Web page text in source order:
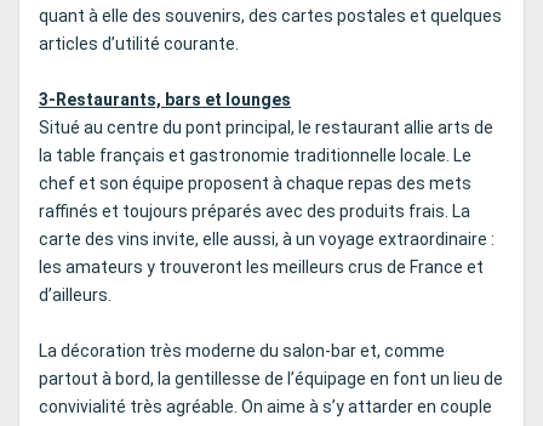
quant à elle des souvenirs, des cartes postales et quelques
articles d’utilité courante.
3-Restaurants, bars et lounges
Situé au centre du pont principal, le restaurant allie arts de
la table français et gastronomie traditionnelle locale. Le
chef et son équipe proposent à chaque repas des mets
raffinés et toujours préparés avec des produits frais. La
carte des vins invite, elle aussi, à un voyage extraordinaire :
les amateurs y trouveront les meilleurs crus de France et
d’ailleurs.
La décoration très moderne du salon-bar et, comme
partout à bord, la gentillesse de l’équipage en font un lieu de
convivialité très agréable. On aime à s’y attarder en couple